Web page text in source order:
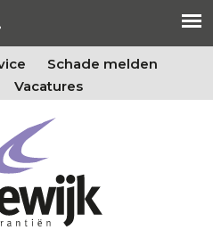
Schade melden
Vacatures